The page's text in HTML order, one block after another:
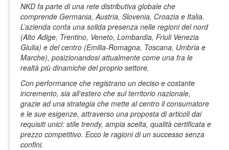
NKD fa parte di una rete distributiva globale che
comprende Germania, Austria, Slovenia, Croazia e Italia.
L’azienda conta una solida presenza nelle regioni del nord
(Alto Adige, Trentino, Veneto, Lombardia, Friuli Venezia
Giulia) e del centro (Emilia-Romagna, Toscana, Umbria e
Marche), posizionandosi attualmente come una fra le
realtà più dinamiche del proprio settore.
Con performance che registrano un deciso e costante
incremento, sia all’estero che sul territorio nazionale,
grazie ad una strategia che mette al centro il consumatore
e le sue esigenze, attraverso una proposta di articoli dai
requisiti unici: stile trendy, ampia scelta, qualità certificata e
prezzo competitivo. Ecco le ragioni di un successo senza
confini.